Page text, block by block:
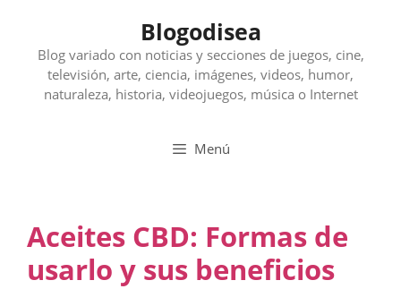
contenido
Blogodisea
Blog variado con noticias y secciones de juegos, cine,
televisión, arte, ciencia, imágenes, videos, humor,
naturaleza, historia, videojuegos, música o Internet
Menú
Aceites CBD: Formas de
usarlo y sus beneficios